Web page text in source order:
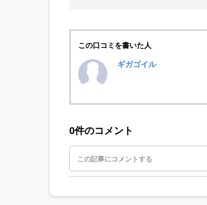
この口コミを書いた人
ギガゴイル
0件のコメント